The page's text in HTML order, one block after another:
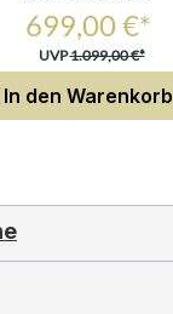
699,00 €*
UVP1.099,00 €*
In den Warenkorb